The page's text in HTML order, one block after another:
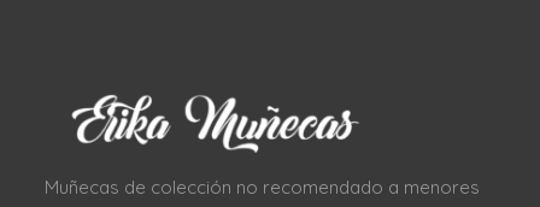
Muñecas de colección no recomendado a menores